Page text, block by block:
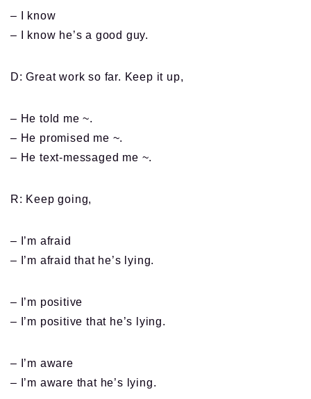
– I know
– I know he’s a good guy.
D: Great work so far. Keep it up,
– He told me ~.
– He promised me ~.
– He text-messaged me ~.
R: Keep going,
– I’m afraid
– I’m afraid that he’s lying.
– I’m positive
– I’m positive that he’s lying.
– I’m aware
– I’m aware that he’s lying.